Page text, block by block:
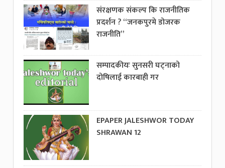
संरक्षणक संकल्प कि राजनीतिक
प्रदर्शन ? “जनकपुरमे डोजरक
राजनीति”
सम्पादकीयः सुनसरी घट्नाको
दोषिलाई कारबाही गर
EPAPER JALESHWOR TODAY
SHRAWAN 12